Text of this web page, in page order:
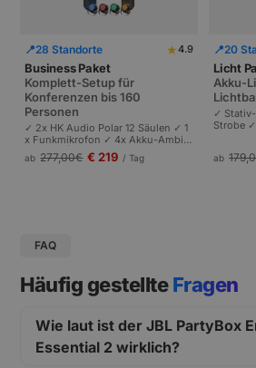
📍28 Standorte ★4.9
Business Paket
Komplett-Setup für
Konferenzen bis 160
Personen
✓ 2x HK Audio Polar 12 Säulen ✓ 1
x Funkmikrofon ✓ 4x Akku-Ambie
ntlichter | Komplettes Setup für Ta
gungen und Pressekonferenzen |
ab 277,00€ € 219 / Tag
📍20
Licht
Akku-
✓
Strobe
ersonen.
ab
FAQ
Häufig gestellteFragen
Wie laut ist der JBL PartyBox
Essential 2 wirklich?